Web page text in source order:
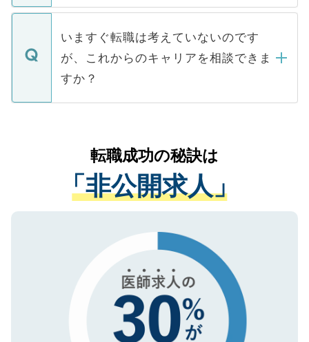
関を公にしてしまうと、応募が殺到する場
に、医療機関が求める条件に合った人材の
みを人材紹介会社に依頼するケースが増え
ています。
定を承諾する必要はありません。内定先へ
の辞退の連絡はキャリアパートナーが行い
個人情報が漏えいすることはありませんの
で、ご安心ください。当サイトからの登録
などで収集したご登録者様の個人情報は、
ご本人のキャリアアップおよび転職活動の
支援を目的に使用いたします。お預かりし
ているすべての個人データはご本人の許可
は、個人情報の取り扱いについての厳密な
管理基準を満たした事業者のみに付与され
る、プライバシーマークを取得済みです。
で、機密保持に関してもご安心ください。
いますぐ転職は考えていないのです
が、これからのキャリアを相談できま
すか？
かがいして、現在の医療機関の状況や紹介
経験をまじえながら、適切なアドバイスを
させていただきます。すぐにご転職をされ
ない方には、長期的なサポートが可能です
ので、まずはご登録ください。
転職成功の秘訣は
「非公開求人」